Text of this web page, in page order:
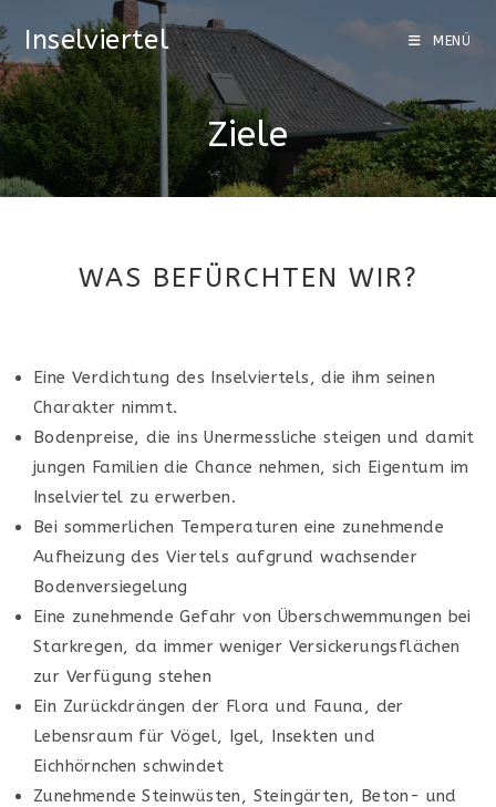
Inselviertel MENÜ
Ziele
WAS BEFÜRCHTEN WIR?
Eine Verdichtung des Inselviertels, die ihm seinen
Charakter nimmt.
Bodenpreise, die ins Unermessliche steigen und damit
jungen Familien die Chance nehmen, sich Eigentum im
Inselviertel zu erwerben.
Bei sommerlichen Temperaturen eine zunehmende
Aufheizung des Viertels aufgrund wachsender
Bodenversiegelung
Eine zunehmende Gefahr von Überschwemmungen bei
Starkregen, da immer weniger Versickerungsflächen
zur Verfügung stehen
Ein Zurückdrängen der Flora und Fauna, der
Lebensraum für Vögel, Igel, Insekten und
Eichhörnchen schwindet
Zunehmende Steinwüsten, Steingärten, Beton- und